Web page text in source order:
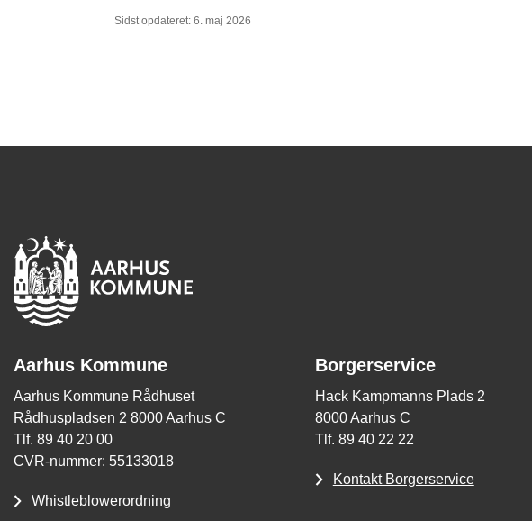
Sidst opdateret: 6. maj 2026
Aarhus Kommune
Aarhus Kommune Rådhuset
Rådhuspladsen 2 8000 Aarhus C
Tlf. 89 40 20 00
CVR-nummer: 55133018
Whistleblowerordning
Borgerservice
Hack Kampmanns Plads 2
8000 Aarhus C
Tlf. 89 40 22 22
Kontakt Borgerservice